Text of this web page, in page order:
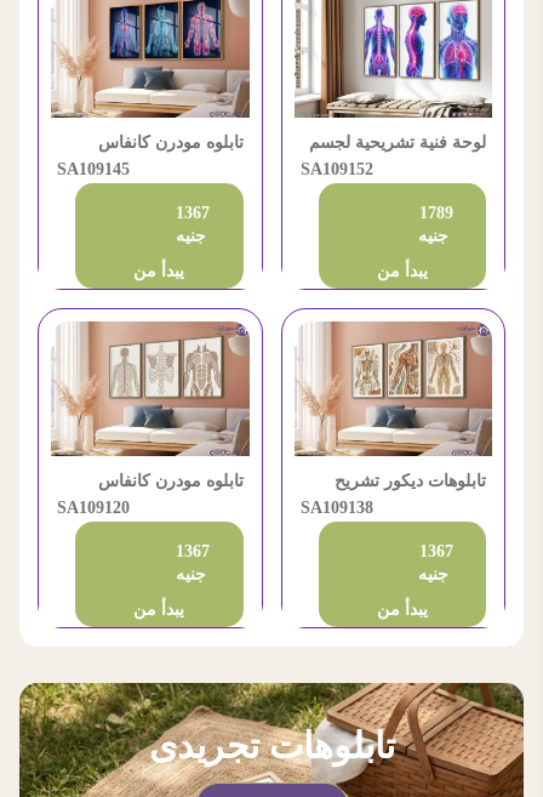
لوحة فنية تشريحية لجسم
SA109152
جنيه
يبدأ من
تابلوه مودرن كانفاس
تشريح جسم الإنسانSA109145
جنيه
يبدأ من
تابلوهات ديكور تشريح
جسم الانسان الطبيSA109138
جنيه
يبدأ من
تابلوه مودرن كانفاس
بتصميم تشريح جسم
الإنسان
SA109120
جنيه
يبدأ من
تابلوهات تجريدى